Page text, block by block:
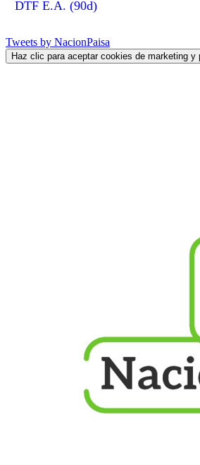
DTF E.A. (90d)
Tweets by NacionPaisa
Haz clic para aceptar cookies de marketing y